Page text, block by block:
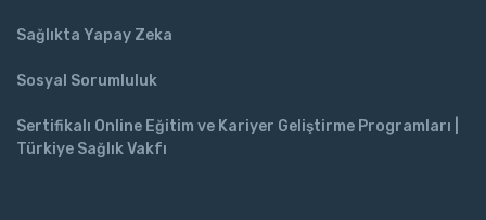
Sağlıkta Yapay Zeka
Sosyal Sorumluluk
Sertifikalı Online Eğitim ve Kariyer Geliştirme Programları |
Türkiye Sağlık Vakfı